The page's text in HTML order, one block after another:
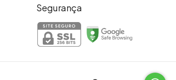
Segurança